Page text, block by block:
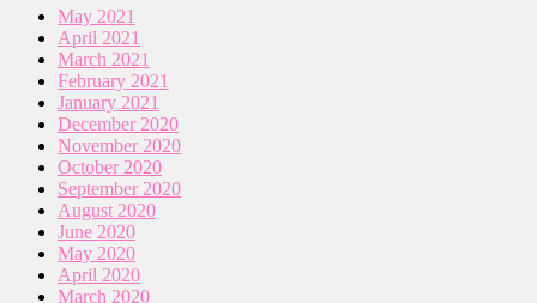
May 2021
April 2021
March 2021
February 2021
January 2021
December 2020
November 2020
October 2020
September 2020
August 2020
June 2020
May 2020
April 2020
March 2020